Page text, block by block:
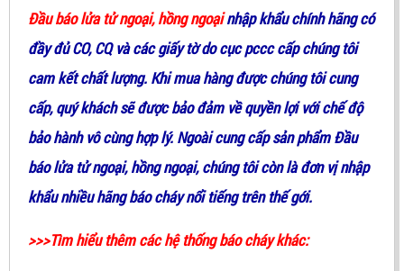
Đầu báo lửa tử ngoại, hồng ngoại nhập khẩu chính hãng có
đầy đủ CO, CQ và các giấy tờ do cục pccc cấp chúng tôi
cam kết chất lượng. Khi mua hàng được chúng tôi cung
cấp, quý khách sẽ được bảo đảm về quyền lợi với chế độ
bảo hành vô cùng hợp lý. Ngoài cung cấp sản phẩmĐầu
báo lửa tử ngoại, hồng ngoại, chúng tôi còn là đơn vị nhập
khẩu nhiều hãng báo cháy nổi tiếng trên thế gới.
>>>Tìm hiểu thêm các hệ thống báo cháy khác: